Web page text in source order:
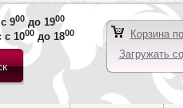
900до 1900
с 1000до 1800
Корзина
Загружать